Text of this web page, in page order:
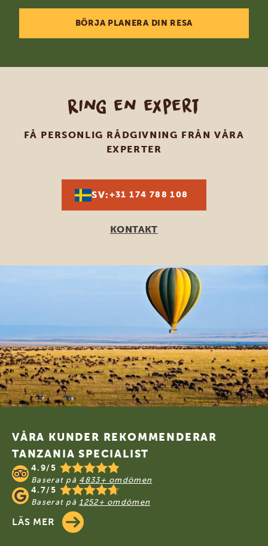
BÖRJA PLANERA DIN RESA
Ring en expert
FÅ PERSONLIG RÅDGIVNING FRÅN VÅRA
EXPERTER
SV:+31 174 788 108
KONTAKT
VÅRA KUNDER REKOMMENDERAR
TANZANIA SPECIALIST
4.9/5
Baserat på 4833+ omdömen
4.7/5
Baserat på1252+ omdömen
LÄS MER